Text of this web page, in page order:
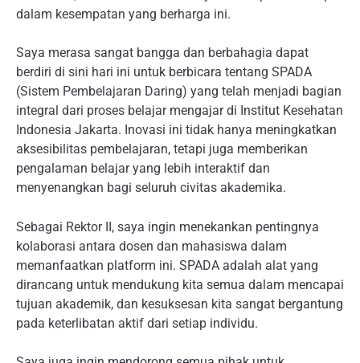
dalam kesempatan yang berharga ini.
Saya merasa sangat bangga dan berbahagia dapat
berdiri di sini hari ini untuk berbicara tentang SPADA
(Sistem Pembelajaran Daring) yang telah menjadi bagian
integral dari proses belajar mengajar di Institut Kesehatan
Indonesia Jakarta. Inovasi ini tidak hanya meningkatkan
aksesibilitas pembelajaran, tetapi juga memberikan
pengalaman belajar yang lebih interaktif dan
menyenangkan bagi seluruh civitas akademika.
Sebagai Rektor II, saya ingin menekankan pentingnya
kolaborasi antara dosen dan mahasiswa dalam
memanfaatkan platform ini. SPADA adalah alat yang
dirancang untuk mendukung kita semua dalam mencapai
tujuan akademik, dan kesuksesan kita sangat bergantung
pada keterlibatan aktif dari setiap individu.